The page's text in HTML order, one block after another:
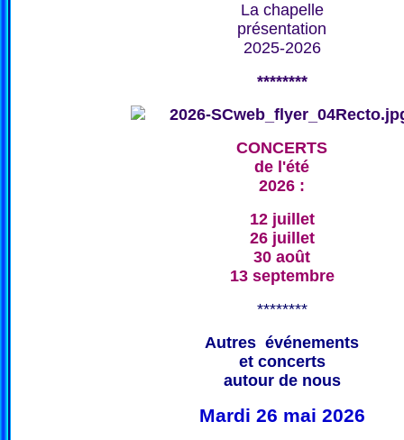
La chapelle
présentation
2025-2026
********
CONCERTS
de l'été
2026 :
12 juillet
26 juillet
30 août
13 septembre
********
Autres événements
et concerts
autour de nous
Mardi 26 mai 2026